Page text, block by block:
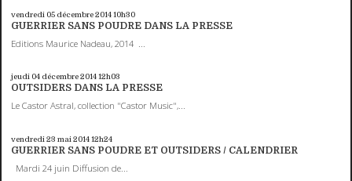
vendredi 05 décembre 201410h30
GUERRIER SANS POUDRE DANS LA PRESSE
Editions Maurice Nadeau, 2014 ...
jeudi 04 décembre 201412h03
OUTSIDERS DANS LA PRESSE
Le Castor Astral, collection "Castor Music",...
vendredi 23 mai 201412h24
GUERRIER SANS POUDRE ET OUTSIDERS / CALENDRIER
Mardi 24 juin Diffusion de...